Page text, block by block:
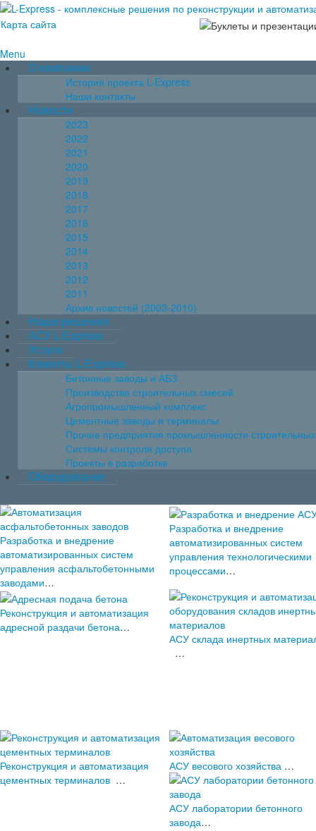
Карта сайта
Menu
О компании
История проекта L-Express
Наши контакты
Новости
2023
2022
2021
2020
2019
2018
2017
2016
2015
2014
2013
2012
2011
Архив новостей (2003-2010)
Наши решения
АСУ L-Express
Услуги
Клиенты L-Express
Бетонные заводы и АБЗ
Производства строительных смесей
Агропромышленный комплекс
Цементные заводы и терминалы
Прочие предприятия промышленности
Системы контроля доступа
Проекты в разработке
Оборудование
Разработка и внедрение
автоматизированных систем
управления асфальтобетонными
заводами…
Разработка и внедрение
автоматизированных систем
управления технологическими
процессами…
Реконструкция и автоматизация
адресной раздачи бетона…
АСУ склада инертных
…
Реконструкция и автоматизация
цементных терминалов …
АСУ весового хозяйства …
АСУ лаборатории бетонного
завода…